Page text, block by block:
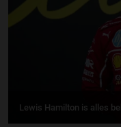
Lewis Hamilton is alles